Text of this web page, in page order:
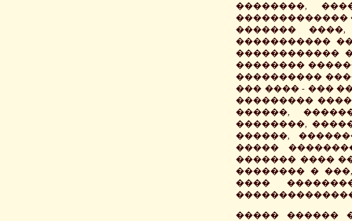
��������,
�������������
�������
�����������
������������
��������
����������
��� ���� - ���
���������
������,
��������,
������,
�����
������� ����
�������� �
����
����� ������